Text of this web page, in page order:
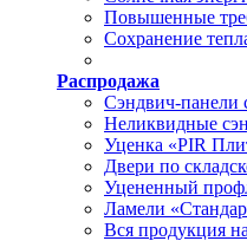
Повышенные
Сохранение
Распродажа
Сэндвич-панели
Неликвидные
Уценка «PIR
Двери по
Уцененный
Ламели
Вся продукция